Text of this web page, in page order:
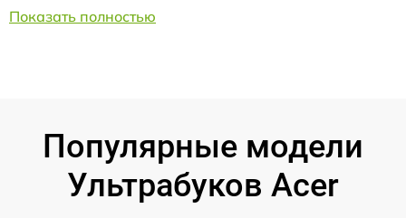
Показать полностью
Популярные модели
Ультрабуков Acer